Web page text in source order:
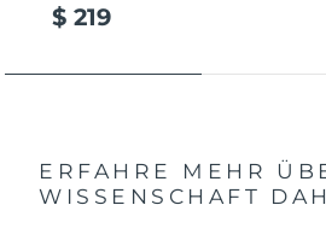
$ 219
ERFAHRE MEHR
WISSENSCHAFT